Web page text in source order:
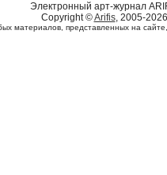
Электронный арт-журнал
Copyright ©Arifis, 2005-2026
материалов, представленных на